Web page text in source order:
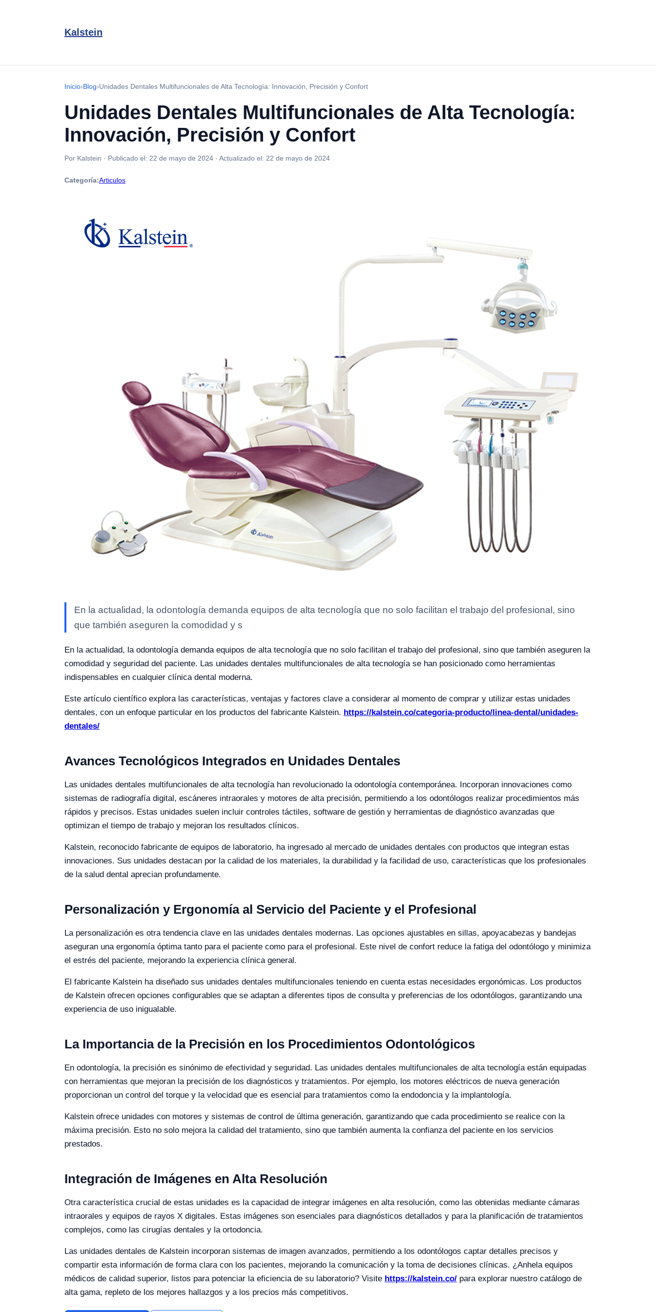
Kalstein
Inicio›Blog›Unidades Dentales Multifuncionales de Alta Tecnología: Innovación, Precisión y Confort
Unidades Dentales Multifuncionales de Alta Tecnología:
Innovación, Precisión y Confort
Por Kalstein · Publicado el: 22 de mayo de 2024 · Actualizado el: 22 de mayo de 2024
Categoría:Articulos
En la actualidad, la odontología demanda equipos de alta tecnología que no solo facilitan el trabajo del profesional, sino
que también aseguren la comodidad y s
En la actualidad, la odontología demanda equipos de alta tecnología que no solo facilitan el trabajo del profesional, sino que también aseguren la
comodidad y seguridad del paciente. Las unidades dentales multifuncionales de alta tecnología se han posicionado como herramientas
indispensables en cualquier clínica dental moderna.
Este artículo científico explora las características, ventajas y factores clave a considerar al momento de comprar y utilizar estas unidades
dentales, con un enfoque particular en los productos del fabricante Kalstein. https://kalstein.co/categoria-producto/linea-dental/unidades-
dentales/
Avances Tecnológicos Integrados en Unidades Dentales
Las unidades dentales multifuncionales de alta tecnología han revolucionado la odontología contemporánea. Incorporan innovaciones como
sistemas de radiografía digital, escáneres intraorales y motores de alta precisión, permitiendo a los odontólogos realizar procedimientos más
rápidos y precisos. Estas unidades suelen incluir controles táctiles, software de gestión y herramientas de diagnóstico avanzadas que
optimizan el tiempo de trabajo y mejoran los resultados clínicos.
Kalstein, reconocido fabricante de equipos de laboratorio, ha ingresado al mercado de unidades dentales con productos que integran estas
innovaciones. Sus unidades destacan por la calidad de los materiales, la durabilidad y la facilidad de uso, características que los profesionales
de la salud dental aprecian profundamente.
Personalización y Ergonomía al Servicio del Paciente y el Profesional
La personalización es otra tendencia clave en las unidades dentales modernas. Las opciones ajustables en sillas, apoyacabezas y bandejas
aseguran una ergonomía óptima tanto para el paciente como para el profesional. Este nivel de confort reduce la fatiga del odontólogo y minimiza
el estrés del paciente, mejorando la experiencia clínica general.
El fabricante Kalstein ha diseñado sus unidades dentales multifuncionales teniendo en cuenta estas necesidades ergonómicas. Los productos
de Kalstein ofrecen opciones configurables que se adaptan a diferentes tipos de consulta y preferencias de los odontólogos, garantizando una
experiencia de uso inigualable.
La Importancia de la Precisión en los Procedimientos Odontológicos
En odontología, la precisión es sinónimo de efectividad y seguridad. Las unidades dentales multifuncionales de alta tecnología están equipadas
con herramientas que mejoran la precisión de los diagnósticos y tratamientos. Por ejemplo, los motores eléctricos de nueva generación
proporcionan un control del torque y la velocidad que es esencial para tratamientos como la endodoncia y la implantología.
Kalstein ofrece unidades con motores y sistemas de control de última generación, garantizando que cada procedimiento se realice con la
máxima precisión. Esto no solo mejora la calidad del tratamiento, sino que también aumenta la confianza del paciente en los servicios
prestados.
Integración de Imágenes en Alta Resolución
Otra característica crucial de estas unidades es la capacidad de integrar imágenes en alta resolución, como las obtenidas mediante cámaras
intraorales y equipos de rayos X digitales. Estas imágenes son esenciales para diagnósticos detallados y para la planificación de tratamientos
complejos, como las cirugías dentales y la ortodoncia.
Las unidades dentales de Kalstein incorporan sistemas de imagen avanzados, permitiendo a los odontólogos captar detalles precisos y
compartir esta información de forma clara con los pacientes, mejorando la comunicación y la toma de decisiones clínicas. ¿Anhela equipos
médicos de calidad superior, listos para potenciar la eficiencia de su laboratorio? Visite https://kalstein.co/ para explorar nuestro catálogo de
alta gama, repleto de los mejores hallazgos y a los precios más competitivos.